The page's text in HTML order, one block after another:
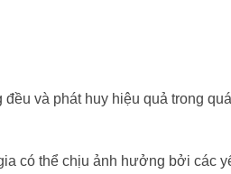
và phát huy hiệu quả trong
có thể chịu ảnh hưởng bởi các